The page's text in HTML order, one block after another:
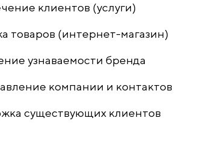
клиентов (услуги)
товаров (интернет-магазин)
узнаваемости бренда
компании и контактов
существующих клиентов